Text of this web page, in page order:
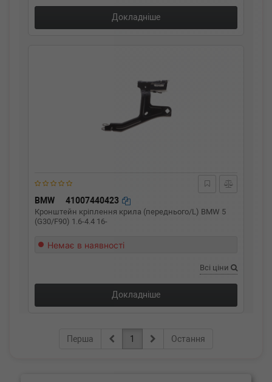
Докладніше
BMW 41007440423
Кронштейн кріплення крила (переднього/L) BMW 5
(G30/F90) 1.6-4.4 16-
Немає в наявності
Всі ціни
Докладніше
Перша 1 Остання